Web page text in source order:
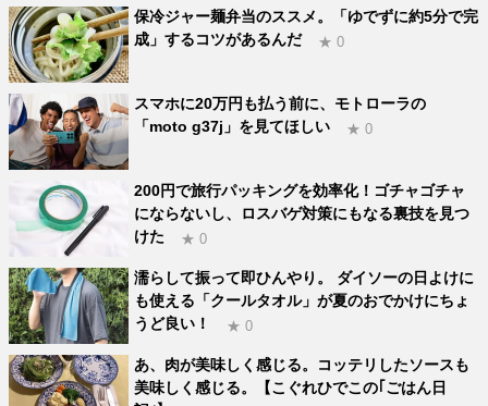
保冷ジャー麺弁当のススメ。「ゆでずに約5分で完
成」するコツがあるんだ
★ 0
スマホに20万円も払う前に、モトローラの
「moto g37j」を見てほしい
★ 0
200円で旅行パッキングを効率化！ゴチャゴチャ
にならないし、ロスバゲ対策にもなる裏技を見つ
けた
★ 0
濡らして振って即ひんやり。 ダイソーの日よけに
も使える「クールタオル」が夏のおでかけにちょ
うど良い！
★ 0
あ、肉が美味しく感じる。コッテリしたソースも
美味しく感じる。【こぐれひでこの｢ごはん日